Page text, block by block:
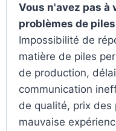
Vous n'avez pas à
problèmes de
Impossibilité de
matière de piles
de production,
communication
de qualité, prix
mauvaise